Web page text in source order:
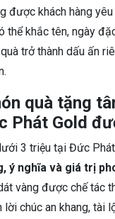
được khách hàng yêu
thể khắc tên, ngày
trở thành dấu ấn
quà tặng
Phát Gold
3 triệu tại Đức
ý nghĩa và giá trị
vàng được chế tác
chúc an khang, tài